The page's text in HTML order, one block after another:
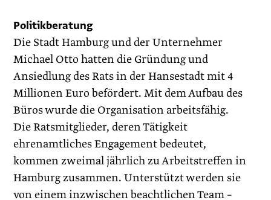
Politikberatung
Die Stadt Hamburg und der Unternehmer
Michael Otto hatten die Gründung und
Ansiedlung des Rats in der Hansestadt mit 4
Millionen Euro befördert. Mit dem Aufbau des
Büros wurde die Organisation arbeitsfähig.
Die Ratsmitglieder, deren Tätigkeit
ehrenamtliches Engagement bedeutet,
kommen zweimal jährlich zu Arbeitstreffen in
Hamburg zusammen. Unterstützt werden sie
von einem inzwischen beachtlichen Team –